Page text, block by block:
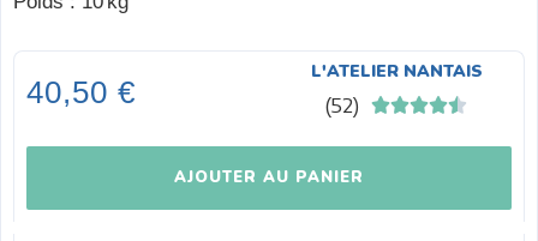
40,50 €
L'ATELIER NANTAIS
(52) 
AJOUTER AU PANIER